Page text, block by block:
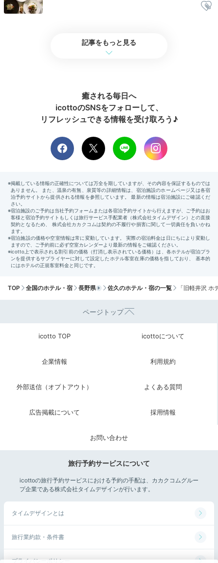
も。和食派は「炭火串焼 音羽亭」にて、炭火で焼いた
お魚の朝食御前を。
riii___cham
朝食は卵料理のオムレツを選びました。食べ放題のパン
は小さいサイズで色々な種類を楽しめたので大満足で
す！
+3
Check-out
11:00
非日常空間で
朝食後はお部屋でゆっくり荷物を整理したり、館内で最
後の散策を楽しんだり。客室には朝にうれしいホテルオ
ますよ。優雅な空間を堪能したらチェックアウト。
Sightseeing
11:30 ホテルから美術館まで徒歩約10分
記事をもっと見る
癒される毎日へ
icottoのSNSをフォローして、
リフレッシュできる情報を受け取ろう♪
TOP 全国のホテル・宿 長野県 佐久のホテル・宿の一覧 「旧軽井沢
ページトップ
icotto TOP icottoについて
企業情報 利用規約
外部送信（オプトアウト） よくある質問
広告掲載について 採用情報
お問い合わせ
旅行予約サービスについて
icottoの旅行予約サービスにおける予約の手配は、カカクコムグルー
プ企業である株式会社タイムデザインが行います。
タイムデザインとは
旅行業約款・条件書
プライバシーポリシー